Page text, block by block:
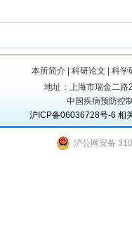
本所简介 科研论文
科学
地址：上海市瑞金二
中国疾病预防控
沪ICP备06036728号-6 相
沪公网安备